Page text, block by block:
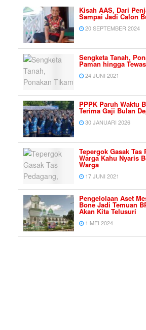
Kisah AAS, Dari
Sampai Jadi Calon
20 SEPTEMBER 2024
Sengketa Tanah,
Paman hingga Tewas
24 JUNI 2021
PPPK Paruh Waktu
Terima Gaji Bulan
30 JANUARI 2026
Tepergok Gasak Tas
Warga Kahu Nyaris
Warga
17 JUNI 2021
Pengelolaan Aset
Bone Jadi Temuan
Akan Kita Telusuri
1 MEI 2024